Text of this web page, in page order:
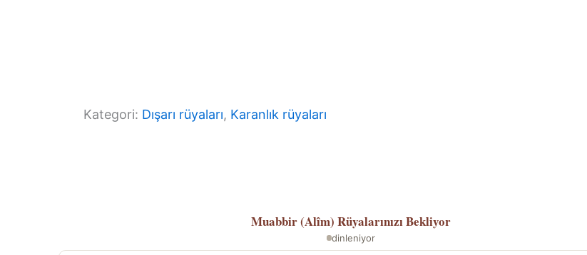
Kategori: Dışarı rüyaları, Karanlık rüyaları
Muabbir (Alîm) Rüyalarınızı Bekliyor
dinleniyor